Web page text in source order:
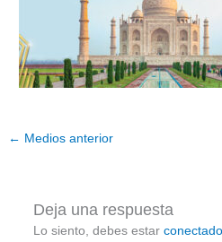
← Medios anterior
Deja una respuesta
Lo siento, debes estar conectado